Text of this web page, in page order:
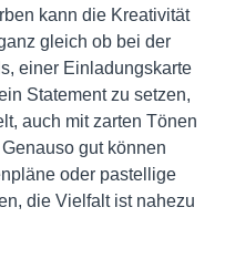
kann die Kreativität
gleich ob bei der
einer Einladungskarte
Statement zu setzen,
auch mit zarten Tönen
gut können
oder pastellige
die Vielfalt ist nahezu